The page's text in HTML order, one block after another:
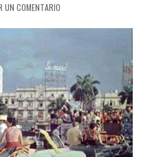
UN COMENTARIO